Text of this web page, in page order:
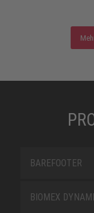
BAREFOOTER
BIOMEX